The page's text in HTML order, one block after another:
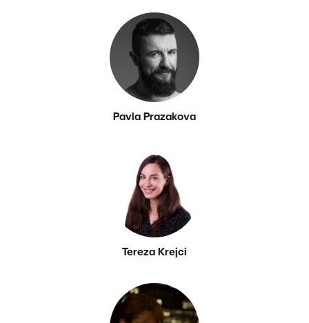
Pavla Prazakova
Tereza Krejci